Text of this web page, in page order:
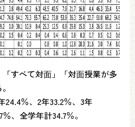
すべて対⾯」「対⾯授業が多
24.4％、2年33.2％、3年
、全学年計34.7％。